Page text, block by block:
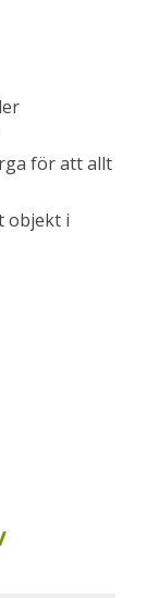
för att allt
objekt i